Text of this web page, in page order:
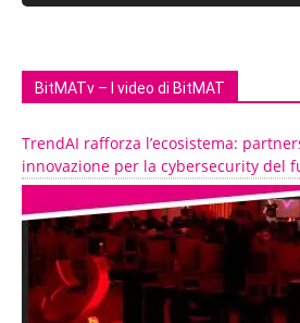
BitMATv – I video di BitMAT
TrendAI rafforza l’ecosistema:
innovazione per la cybersecurity del